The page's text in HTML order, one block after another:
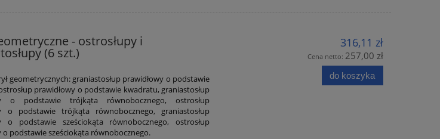
- ostrosłupy i
(6 szt.)
geometrycznych: graniastosłup prawidłowy o podstawie
prawidłowy o podstawie kwadratu, graniastosłup
o podstawie trójkąta równobocznego, ostrosłup
o podstawie trójkąta równobocznego, graniastosłup
o podstawie sześciokąta równobocznego, ostrosłup
o podstawie sześciokąta równobocznego.
316,11 zł
Cena netto: 257,00 zł
do koszyka